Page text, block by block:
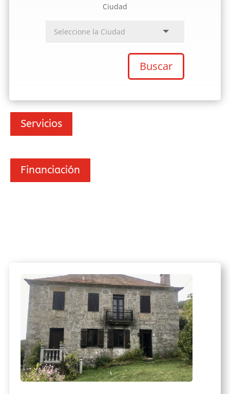
Ciudad
Buscar
Servicios
Financiación